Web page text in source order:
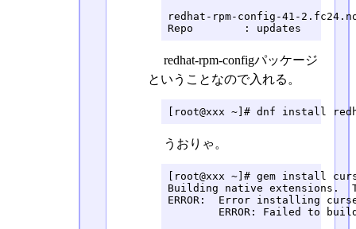
redhat-rpm-config-41-
Repo        : updates
redhat-rpm-configパッケージ
ということなので入れる。
[root@xxx ~]# dnf install
うおりゃ。
[root@xxx ~]# gem install
Building native extensions.
ERROR:  Error installing